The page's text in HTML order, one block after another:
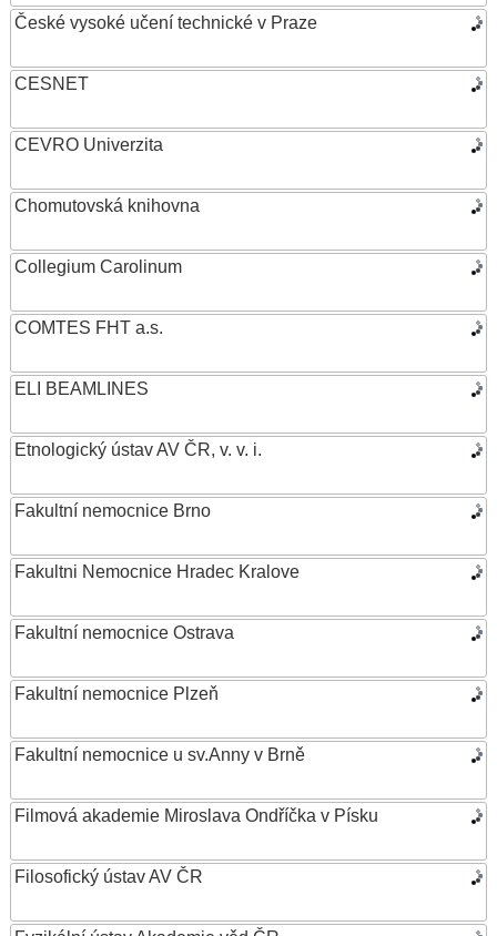
České vysoké učení technické v Praze
CESNET
CEVRO Univerzita
Chomutovská knihovna
Collegium Carolinum
COMTES FHT a.s.
ELI BEAMLINES
Etnologický ústav AV ČR, v. v. i.
Fakultní nemocnice Brno
Fakultni Nemocnice Hradec Kralove
Fakultní nemocnice Ostrava
Fakultní nemocnice Plzeň
Fakultní nemocnice u sv.Anny v Brně
Filmová akademie Miroslava Ondříčka v Písku
Filosofický ústav AV ČR